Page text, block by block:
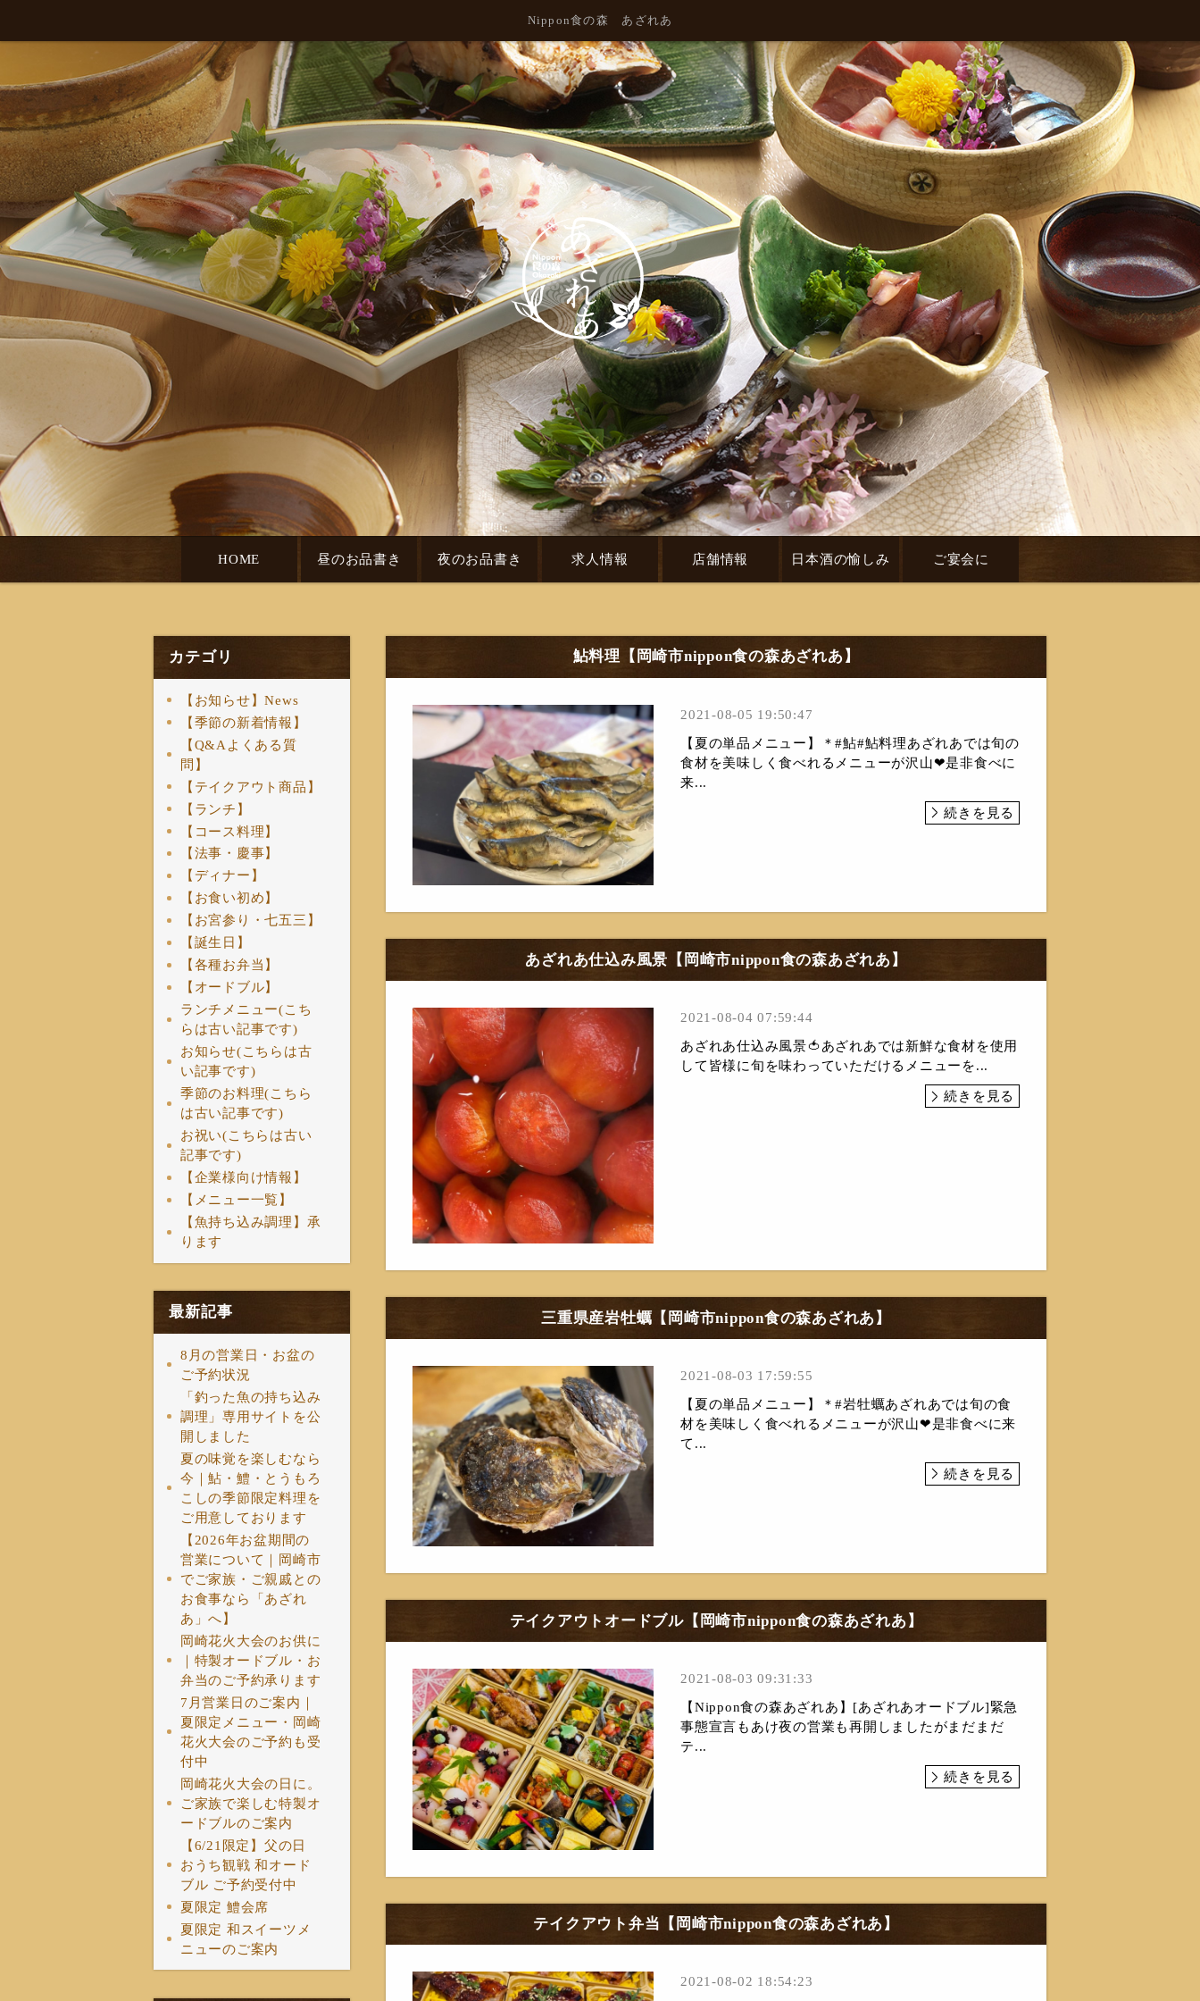
Nippon食の森 あざれあ
HOME 昼のお品書き 夜のお品書き 求人情報 店舗情報 日本酒の愉しみ ご宴会に
カテゴリ
【お知らせ】News
【季節の新着情報】
【Q&Aよくある質
問】
【テイクアウト商品】
【ランチ】
【コース料理】
【法事・慶事】
【ディナー】
【お食い初め】
【お宮参り・七五三】
【誕生日】
【各種お弁当】
【オードブル】
ランチメニュー(こち
らは古い記事です)
お知らせ(こちらは古
い記事です)
季節のお料理(こちら
は古い記事です)
お祝い(こちらは古い
記事です)
【企業様向け情報】
【メニュー一覧】
【魚持ち込み調理】承
ります
最新記事
8月の営業日・お盆の
ご予約状況
「釣った魚の持ち込み
調理」専用サイトを公
開しました
夏の味覚を楽しむなら
今｜鮎・鱧・とうもろ
こしの季節限定料理を
ご用意しております
【2026年お盆期間の
営業について｜岡崎市
でご家族・ご親戚との
お食事なら「あざれ
あ」へ】
岡崎花火大会のお供に
｜特製オードブル・お
弁当のご予約承ります
7月営業日のご案内｜
夏限定メニュー・岡崎
花火大会のご予約も受
付中
岡崎花火大会の日に。
ご家族で楽しむ特製オ
ードブルのご案内
【6/21限定】父の日
おうち観戦 和オード
ブル ご予約受付中
夏限定 鱧会席
夏限定 和スイーツメ
ニューのご案内
鮎料理【岡崎市nippon食の森あざれあ】
2021-08-05 19:50:47
【夏の単品メニュー】＊#鮎#鮎料理あざれあでは旬の
食材を美味しく食べれるメニューが沢山❤是非食べに
来...
続きを見る
あざれあ仕込み風景【岡崎市nippon食の森あざれあ】
2021-08-04 07:59:44
あざれあ仕込み風景🍅あざれあでは新鮮な食材を使用
して皆様に旬を味わっていただけるメニューを...
続きを見る
三重県産岩牡蠣【岡崎市nippon食の森あざれあ】
2021-08-03 17:59:55
【夏の単品メニュー】＊#岩牡蠣あざれあでは旬の食
材を美味しく食べれるメニューが沢山❤是非食べに来
て...
続きを見る
テイクアウトオードブル【岡崎市nippon食の森あざれあ】
2021-08-03 09:31:33
【Nippon食の森あざれあ】[あざれあオードブル]緊急
事態宣言もあけ夜の営業も再開しましたがまだまだ
テ...
続きを見る
テイクアウト弁当【岡崎市nippon食の森あざれあ】
2021-08-02 18:54:23